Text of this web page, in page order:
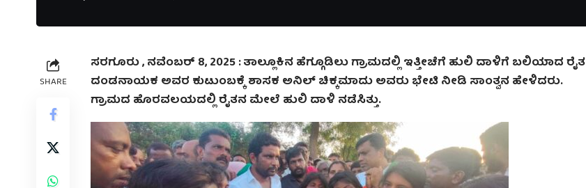
SHARE
ಸರಗೂರು , ನವೆಂಬರ್‌ 8, 2025 :ತಾಲ್ಲೂಕಿನ ಹೆಗ್ಗೂಡಿಲು ಗ್ರಾಮದಲ್ಲಿ ಇತ್ತೀಚೆಗೆ ಹುಲಿ ದಾಳಿಗೆ ಬಲಿಯಾದ ರೈತ
ದಂಡನಾಯಕ ಅವರ ಕುಟುಂಬಕ್ಕೆ ಶಾಸಕ ಅನಿಲ್ ಚಿಕ್ಕಮಾದು ಅವರು ಭೇಟಿ ನೀಡಿ ಸಾಂತ್ವನ ಹೇಳಿದರು.
ಗ್ರಾಮದ ಹೊರವಲಯದಲ್ಲಿ ರೈತನ ಮೇಲೆ ಹುಲಿ ದಾಳಿ ನಡೆಸಿತ್ತು.